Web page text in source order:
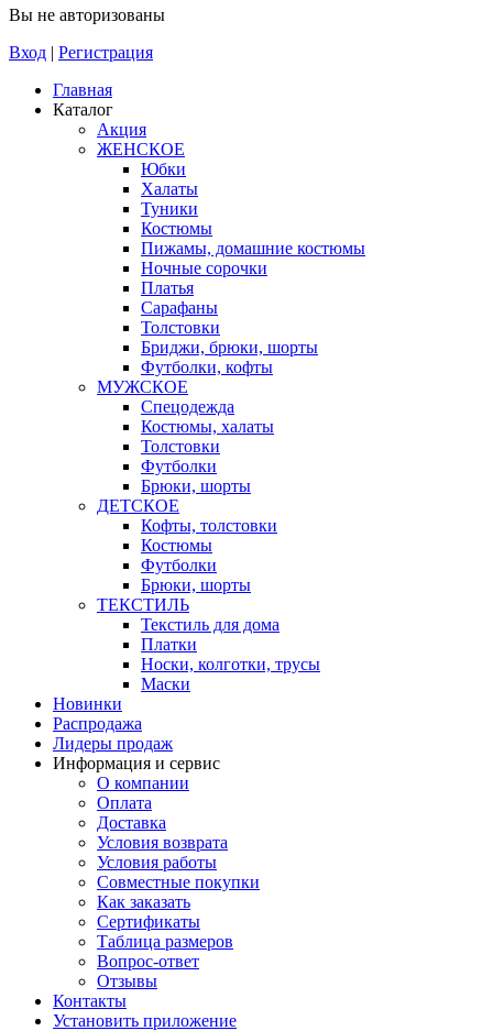
Вы не авторизованы
Вход | Регистрация
Главная
Каталог
Акция
ЖЕНСКОЕ
Юбки
Халаты
Туники
Костюмы
Пижамы, домашние костюмы
Ночные сорочки
Платья
Сарафаны
Толстовки
Бриджи, брюки, шорты
Футболки, кофты
МУЖСКОЕ
Спецодежда
Костюмы, халаты
Толстовки
Футболки
Брюки, шорты
ДЕТСКОЕ
Кофты, толстовки
Костюмы
Футболки
Брюки, шорты
ТЕКСТИЛЬ
Текстиль для дома
Платки
Носки, колготки, трусы
Маски
Новинки
Распродажа
Лидеры продаж
Информация и сервис
О компании
Оплата
Доставка
Условия возврата
Условия работы
Совместные покупки
Как заказать
Сертификаты
Таблица размеров
Вопрос-ответ
Отзывы
Контакты
Установить приложение